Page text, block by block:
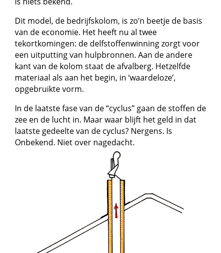
Dit model, de bedrijfskolom, is zo’n beetje de basis
van de economie. Het heeft nu al twee
tekortkomingen: de delfstoffenwinning zorgt voor
een uitputting van hulpbronnen. Aan de andere
kant van de kolom staat de afvalberg. Hetzelfde
materiaal als aan het begin, in ‘waardeloze’,
opgebruikte vorm.
In de laatste fase van de “cyclus” gaan de stoffen de
zee en de lucht in. Maar waar blijft het geld in dat
laatste gedeelte van de cyclus? Nergens. Is
Onbekend. Niet over nagedacht.